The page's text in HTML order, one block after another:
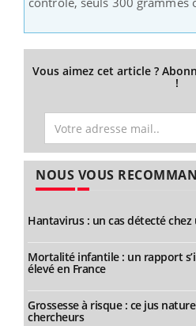
Vous aimez cet article ?
!
NOUS VOUS
Hantavirus : un cas détecté
Mortalité infantile : un rapport
élevé en France
Grossesse à risque : ce jus
chercheurs